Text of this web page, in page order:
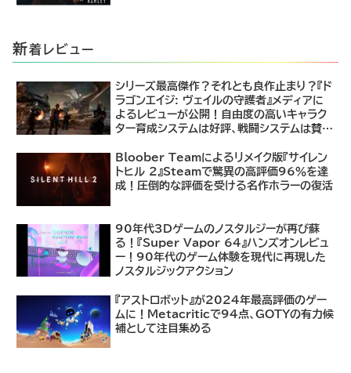
新着レビュー
シリーズ最高傑作？それとも良作止まり？『ド
ラゴンエイジ: ヴェイルの守護者』メディアに
よるレビューが公開！自由度の高いキャラク
ター育成システムは好評、戦闘システムは賛否
Bloober Teamによるリメイク版『サイレン
トヒル 2』Steamで驚異の高評価96％を達
成！圧倒的な評価を受ける名作ホラーの復活
90年代3Dゲームのノスタルジーが再び蘇
る！『Super Vapor 64』ハンズオンレビュ
ー！90年代のゲーム体験を現代に再現した
ノスタルジックアクション
『アストロボット』が2024年最高評価のゲー
ムに！Metacriticで94点、GOTYの有力候
補として注目集める